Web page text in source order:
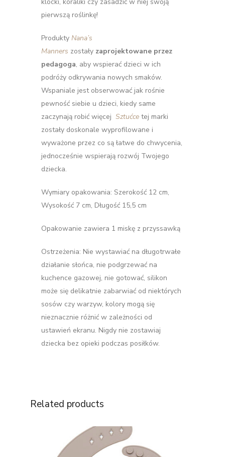
pierwszą roślinkę!
ProduktyNana’s
Manners zostały zaprojektowane przez
pedagoga, aby wspierać dzieci w ich
podróży odkrywania nowych smaków.
Wspaniale jest obserwować jak rośnie
pewność siebie u dzieci, kiedy same
zaczynają robić więcejSztućce tej marki
zostały doskonale wyprofilowane i
wyważone przez co są łatwe do chwycenia,
jednocześnie wspierają rozwój Twojego
dziecka.
Wymiary opakowania: Szerokość 12 cm,
Wysokość 7 cm, Długość 15,5 cm
Opakowanie zawiera 1 miskę z przyssawką
Ostrzeżenia: Nie wystawiać na długotrwałe
działanie słońca, nie podgrzewać na
kuchence gazowej, nie gotować, silikon
może się delikatnie zabarwiać od niektórych
sosów czy warzyw, kolory mogą się
nieznacznie różnić w zależności od
ustawień ekranu. Nigdy nie zostawiaj
dziecka bez opieki podczas posiłków.
Related products